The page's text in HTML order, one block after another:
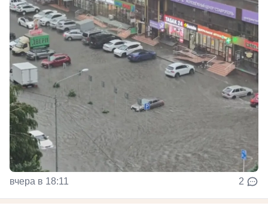
вчера в 18:11 2